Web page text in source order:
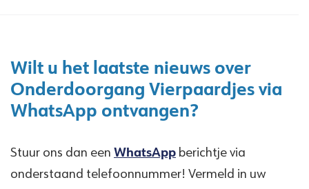
Wilt u het laatste nieuws over
Onderdoorgang Vierpaardjes via
WhatsApp ontvangen?
Stuur ons dan een WhatsApp berichtje via
onderstaand telefoonnummer! Vermeld in uw